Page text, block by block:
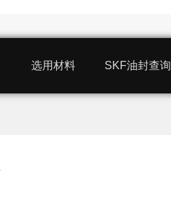
选用材料 SKF油封查询